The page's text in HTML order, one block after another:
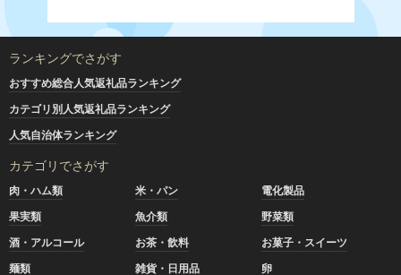
ランキングでさがす
おすすめ総合人気返礼品ランキング
カテゴリ別人気返礼品ランキング
人気自治体ランキング
カテゴリでさがす
肉・ハム類 米・パン
電化製品
果実類
魚介類
野菜類
酒・アルコール
お茶・飲料
お菓子・スイーツ
麺類
雑貨・日用品
卵